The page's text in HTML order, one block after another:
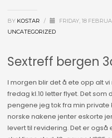
BY KOSTAR / FRIDAY, 18
UNCATEGORIZED
Sextreff bergen
I morgen blir det å ete opp alt
fredag kl.10 letter flyet. Det
pengene jeg tok fra min
norske nakene jenter eskorte
levert til revidering. Det er også